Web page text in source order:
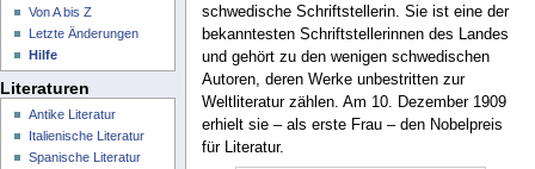
schwedische Schriftstellerin. Sie ist eine der
bekanntesten Schriftstellerinnen des Landes
und gehört zu den wenigen schwedischen
Autoren, deren Werke unbestritten zur
Weltliteratur zählen. Am 10. Dezember 1909
erhielt sie – als erste Frau – den Nobelpreis
für Literatur.
Von A bis Z
Letzte Änderungen
Hilfe
Literaturen
Antike Literatur
Italienische Literatur
Spanische Literatur